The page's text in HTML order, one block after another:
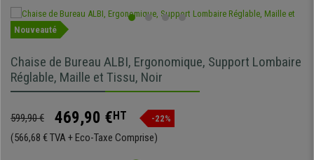
Nouveauté
Chaise de Bureau ALBI, Ergonomique, Support Lombaire
Réglable, Maille et Tissu, Noir
599,90 € 469,90 €HT -22%
(566,68 € TVA + Eco-Taxe Comprise)